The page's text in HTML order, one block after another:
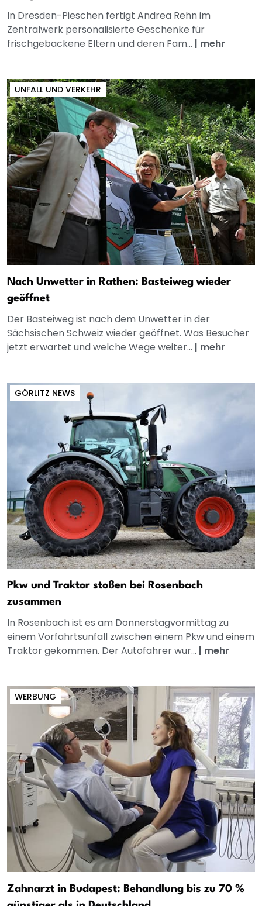
In Dresden-Pieschen fertigt Andrea Rehn im
Zentralwerk personalisierte Geschenke für
frischgebackene Eltern und deren Fam... | mehr
UNFALL UND VERKEHR
Nach Unwetter in Rathen: Basteiweg wieder
geöffnet
Der Basteiweg ist nach dem Unwetter in der
Sächsischen Schweiz wieder geöffnet. Was Besucher
jetzt erwartet und welche Wege weiter... | mehr
GÖRLITZ NEWS
Pkw und Traktor stoßen bei Rosenbach
zusammen
In Rosenbach ist es am Donnerstagvormittag zu
einem Vorfahrtsunfall zwischen einem Pkw und einem
Traktor gekommen. Der Autofahrer wur... | mehr
WERBUNG
Zahnarzt in Budapest: Behandlung bis zu 70 %